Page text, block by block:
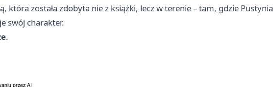
która została zdobyta nie z książki, lecz w terenie – tam, gdzie Pustynia
swój charakter.
.